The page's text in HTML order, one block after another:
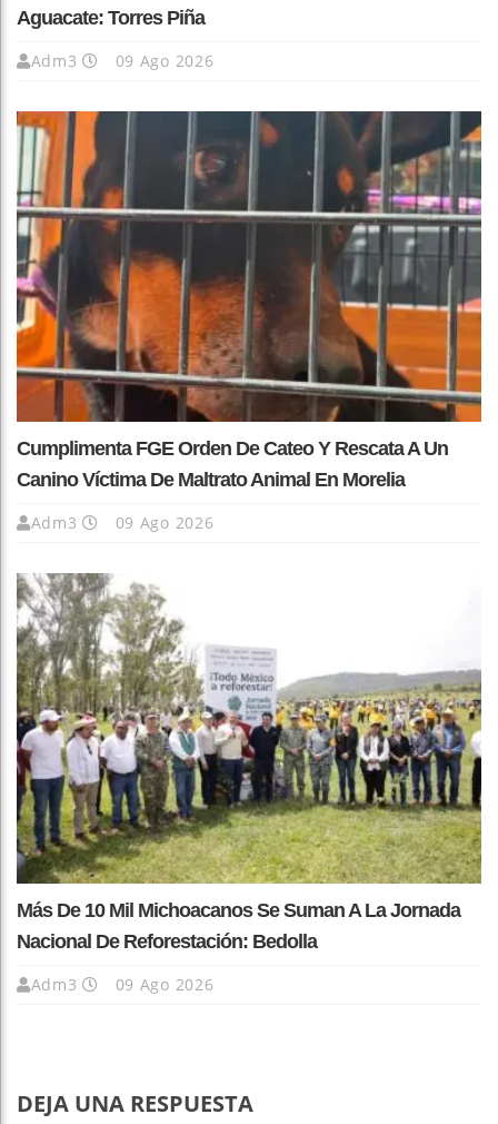
Aguacate: Torres Piña
Adm3 09 Ago 2026
Cumplimenta FGE Orden De Cateo Y Rescata A Un
Canino Víctima De Maltrato Animal En Morelia
Adm3 09 Ago 2026
Más De 10 Mil Michoacanos Se Suman A La Jornada
Nacional De Reforestación: Bedolla
Adm3 09 Ago 2026
DEJA UNA RESPUESTA